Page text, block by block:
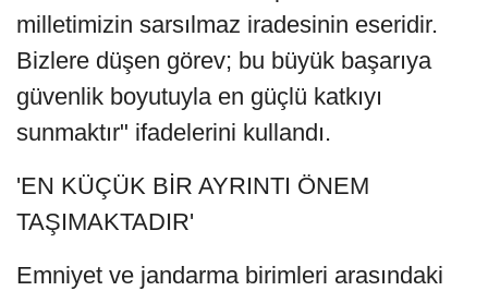
milletimizin sarsılmaz iradesinin eseridir.
Bizlere düşen görev; bu büyük başarıya
güvenlik boyutuyla en güçlü katkıyı
sunmaktır" ifadelerini kullandı.
'EN KÜÇÜK BİR AYRINTI ÖNEM
TAŞIMAKTADIR'
Emniyet ve jandarma birimleri arasındaki